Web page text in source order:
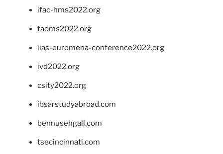
ifac-hms2022.org
taoms2022.org
iias-euromena-conference2022.org
ivd2022.org
csity2022.org
ibsarstudyabroad.com
bennusehgall.com
tsecincinnati.com